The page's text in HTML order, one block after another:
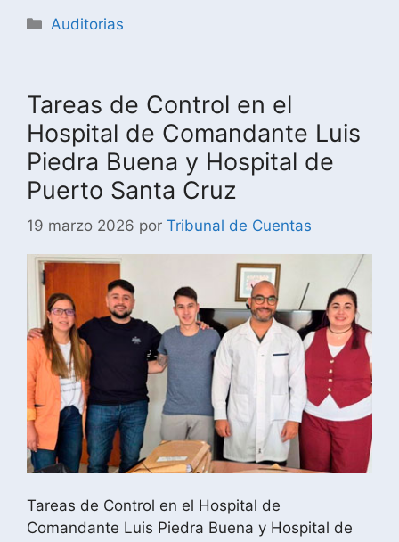
Auditorias
Tareas de Control en el
Hospital de Comandante Luis
Piedra Buena y Hospital de
Puerto Santa Cruz
19 marzo 2026 por Tribunal de Cuentas
Tareas de Control en el Hospital de
Comandante Luis Piedra Buena y Hospital de